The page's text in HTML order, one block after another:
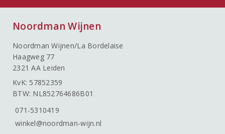
Noordman Wijnen
Noordman Wijnen/La Bordelaise
Haagweg 77
2321 AA Leiden
KvK: 57852359
BTW: NL852764686B01
071-5310419
winkel@noordman-wijn.nl